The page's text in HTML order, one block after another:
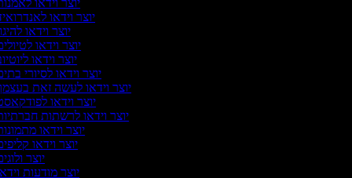
יוצר וידאו
יוצר וידאו
יוצר וידאו
יוצר וידאו
יוצר וידאו
יוצר וידאו לסיורי
יוצר וידאו לעשה זאת
יוצר וידאו
יוצר וידאו לרשתות
יוצר וידאו
יוצר וידאו
יוצר
יוצר מודעות